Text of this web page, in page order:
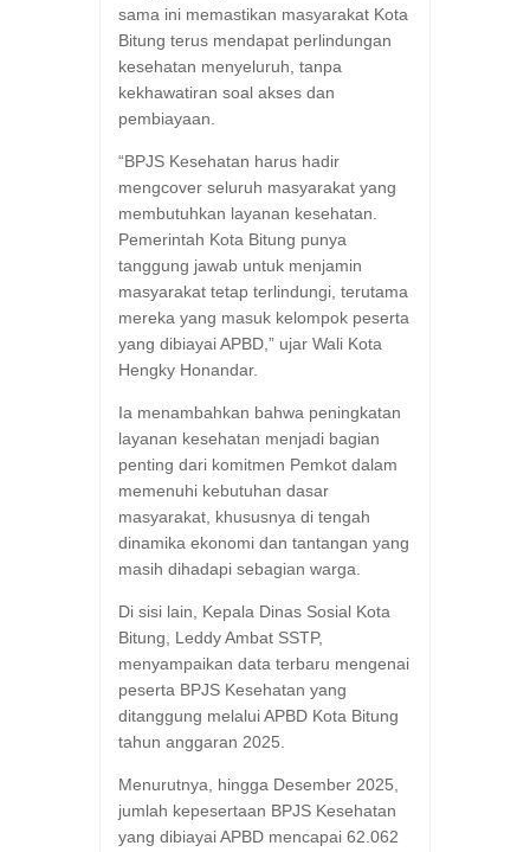
sama ini memastikan masyarakat Kota
Bitung terus mendapat perlindungan
kesehatan menyeluruh, tanpa
kekhawatiran soal akses dan
pembiayaan.
“BPJS Kesehatan harus hadir
mengcover seluruh masyarakat yang
membutuhkan layanan kesehatan.
Pemerintah Kota Bitung punya
tanggung jawab untuk menjamin
masyarakat tetap terlindungi, terutama
mereka yang masuk kelompok peserta
yang dibiayai APBD,” ujar Wali Kota
Hengky Honandar.
Ia menambahkan bahwa peningkatan
layanan kesehatan menjadi bagian
penting dari komitmen Pemkot dalam
memenuhi kebutuhan dasar
masyarakat, khususnya di tengah
dinamika ekonomi dan tantangan yang
masih dihadapi sebagian warga.
Di sisi lain, Kepala Dinas Sosial Kota
Bitung, Leddy Ambat SSTP,
menyampaikan data terbaru mengenai
peserta BPJS Kesehatan yang
ditanggung melalui APBD Kota Bitung
tahun anggaran 2025.
Menurutnya, hingga Desember 2025,
jumlah kepesertaan BPJS Kesehatan
yang dibiayai APBD mencapai 62.062